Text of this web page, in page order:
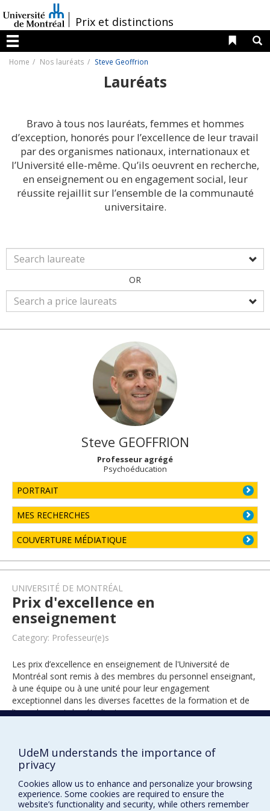
au
contenu
/Prix et distinctions
Menu
Liens
Home Nos lauréats Steve Geoffrion
Lauréats
Bravo à tous nos lauréats, femmes et hommes
d’exception, honorés pour l’excellence de leur travail
par des organismes nationaux, internationaux et
l’Université elle-même. Qu’ils oeuvrent en recherche,
en enseignement ou en engagement social, leur
réussite rejaillit sur l’ensemble de la communauté
universitaire.
OR
Steve GEOFFRION
Professeur agrégé
Psychoéducation
PORTRAIT
MES RECHERCHES
COUVERTURE MÉDIATIQUE
UNIVERSITÉ DE MONTRÉAL
Prix d'excellence en
enseignement
Category: Professeur(e)s
Les prix d’excellence en enseignement de l'Université de
Montréal sont remis à des membres du personnel enseignant,
à une équipe ou à une unité pour leur engagement
exceptionnel dans les diverses facettes de la formation et de
l’encadrement des étudiants.
UdeM understands the importance of
privacy
Cookies allow us to enhance and personalize your browsing
experience. Some cookies are required to ensure the
website’s functionality and security, while others remember